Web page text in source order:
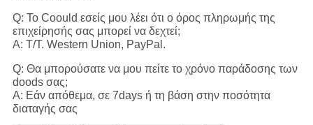
Q: Το Coould εσείς μου λέει ότι ο όρος πληρωμής της
επιχείρησής σας μπορεί να δεχτεί;
Α: T/T. Western Union, PayPal.
Q: Θα μπορούσατε να μου πείτε το χρόνο παράδοσης των
doods σας;
Α: Εάν απόθεμα, σε 7days ή τη βάση στην ποσότητα
διαταγής σας